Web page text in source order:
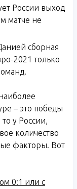
России выход
матче не
сборная
2021 только
– это победы
у России,
количество
факторы. Вот
0:1 или с